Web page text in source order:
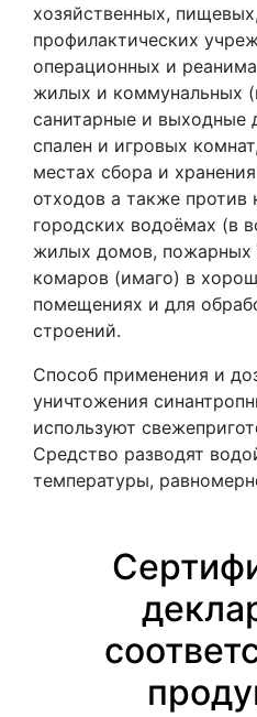
хозяйственных,
профилактических
операционных и
жилых и коммунальных
санитарные и выходные
спален и игровых
местах сбора и
отходов а также против
городских водоёмах (в
жилых домов, пожарных
комаров (имаго) в
помещениях и для
строений.
Способ применения и
уничтожения
используют
Средство разводят
температуры,